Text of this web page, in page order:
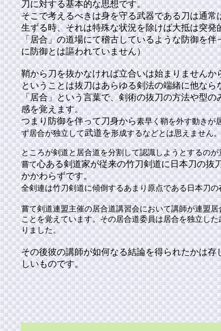
刀に対する基本的な思想です。
そこで考えるべきは身を守る武器である刀は通
生ずる時、それは特殊な状況を除けば大抵は突発
「居合」の道場にて稽古しているような防御を
に防御とは謳われていません）
鞘から刀を抜かなければ立合いは始まりません
ということは抜刀はあらゆる剣法の端緒に他なら
「居合」という言葉で、剣術の抜刀の方法や型の
感を覚えます。
つまり防御を伴って刀身から素早く鞘を外す動きが
ず居合が独立して武道を形成するなどとは思えません。
ところが剣道と居合道を分割して認識しようとするの
嘗て心ある剣道家が従来の竹刀剣道に日本刀の抜
かかわらずです。
全剣連は竹刀剣道に傾倒するあまり原点である日本刀の
嘗て剣道連盟主催の居合道講習会において講師が連盟居
ことを覚えています。その居合道委員は居合を独立し
りました。
その後彼の講師が如何なる結論を得られたかは存
しいものです。